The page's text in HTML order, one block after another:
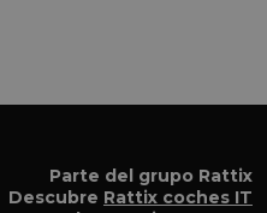
Parte del grupo Rattix
Descubre Rattix coches IT